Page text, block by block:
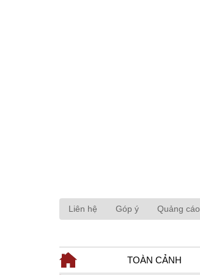
Liên hệ Góp ý Quảng cáo
TOÀN CẢNH